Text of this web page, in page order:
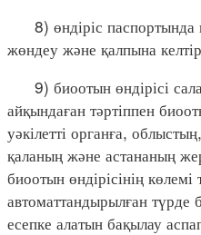
8) өндіріс паспортында
жөндеу және қалпына
9) биоотын өндірісі
айқындаған тәртіппен
уәкілетті органға,
қаланың және астананың
биоотын өндірісінің
автоматтандырылған түрде
есепке алатын бақылау